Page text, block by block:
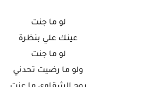
لو ما جنت
عينك علي بنظرة
لو ما جنت
ولو ما رضيت تحدني